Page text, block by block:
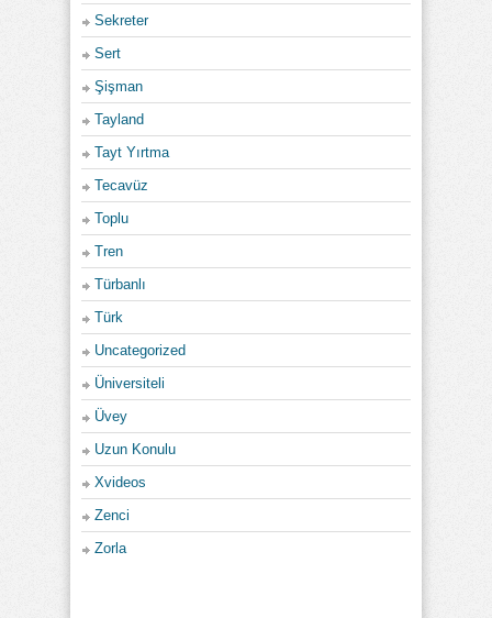
Sekreter
Sert
Şişman
Tayland
Tayt Yırtma
Tecavüz
Toplu
Tren
Türbanlı
Türk
Uncategorized
Üniversiteli
Üvey
Uzun Konulu
Xvideos
Zenci
Zorla